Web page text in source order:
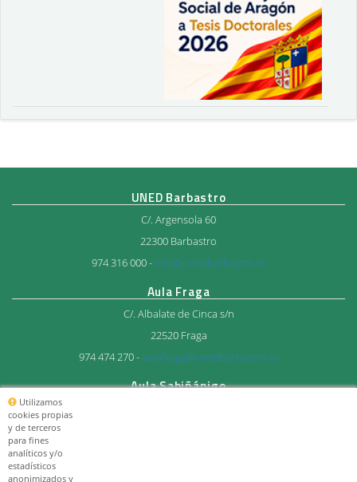
UNED Barbastro
C/. Argensola 60
22300 Barbastro
974 316 000 - info@unedbarbastro.es
Aula Fraga
C/. Albalate de Cinca s/n
22520 Fraga
974 474 270 -aulafraga@unedbarbastro.es
Aula Sabiñánigo
Utilizamos
cookies propias
y de terceros
para fines
analíticos y/o
estadísticos
anonimizados y